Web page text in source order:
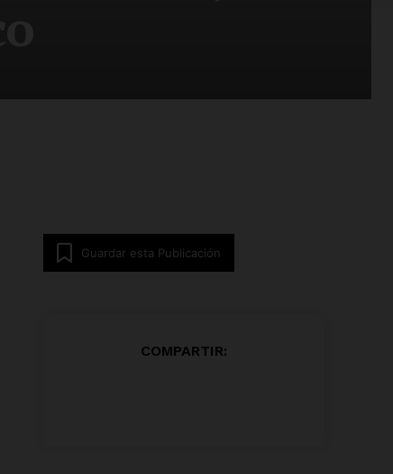
Guardar esta Publicación
COMPARTIR: